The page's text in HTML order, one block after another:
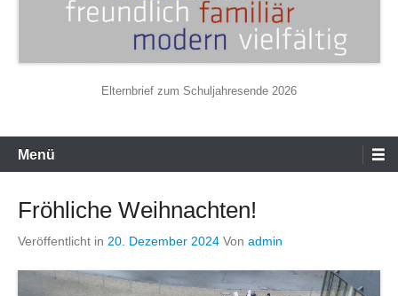
Elternbrief zum Schuljahresende 2026
Primäres
Menü
Menü
Fröhliche Weihnachten!
Veröffentlicht in 20. Dezember 2024 Von admin